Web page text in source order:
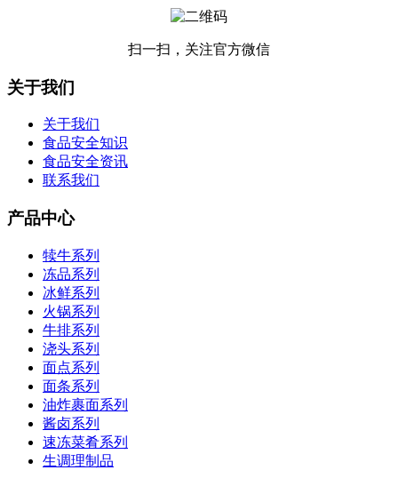
扫一扫，关注官方微信
关于我们
关于我们
食品安全知识
食品安全资讯
联系我们
产品中心
犊牛系列
冻品系列
冰鲜系列
火锅系列
牛排系列
浇头系列
面点系列
面条系列
油炸裹面系列
酱卤系列
速冻菜肴系列
生调理制品